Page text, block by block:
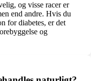
og visse racer er
end andre. Hvis du
for diabetes, er det
og